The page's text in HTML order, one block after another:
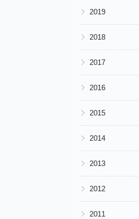
▶ 2019
▶ 2018
▶ 2017
▶ 2016
▶ 2015
▶ 2014
▶ 2013
▶ 2012
▶ 2011